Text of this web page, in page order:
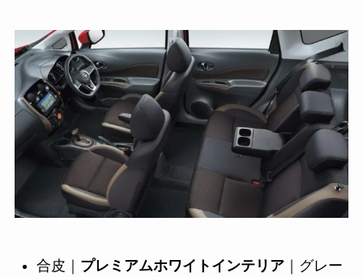
合皮｜ プレミアムホワイトインテリア｜グレー